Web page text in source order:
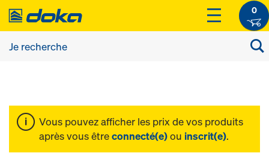
0
Vous pouvez afficher les prix de vos produits
après vous êtreconnecté(e)ou inscrit(e).